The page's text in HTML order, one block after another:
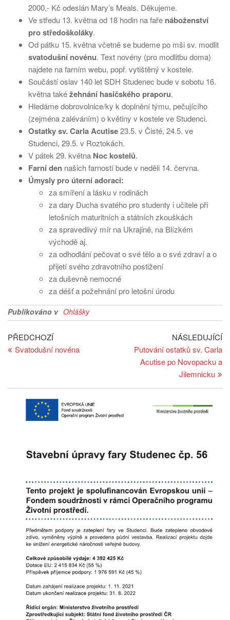
2000,- Kč odeslán Mary’s Meals. Děkujeme.
Ve středu 13. května od 18 hodin na faře náboženství
pro středoškoláky.
Od pátku 15. května včetně se budeme po mši sv. modlit
svatodušní novénu. Text novény (pro modlitbu doma)
najdete na farním webu, popř. vytištěný v kostele.
Součástí oslav 140 let SDH Studenec bude v sobotu 16.
května takéžehnání hasičského praporu.
Hledáme dobrovolnice/ky k doplnění týmu, pečujícího
(zejména zaléváním) o květiny v kostele ve Studenci.
Ostatky sv. Carla Acutise23.5. v Čisté, 24.5. ve
Studenci, 29.5. v Roztokách.
V pátek 29. května Noc kostelů.
Farní den našich farností bude v neděli 14. června.
Úmysly pro úterní adoraci:
za smíření a lásku v rodinách
za dary Ducha svatého pro studenty i učitele při
letošních maturitních a státních zkouškách
za spravedlivý mír na Ukrajině, na Blízkém
východě aj.
za odhodlání pečovat o své tělo a o své zdraví a o
přijetí svého zdravotního postižení
za duševně nemocné
za déšť a požehnání pro letošní úrodu
Publikováno v Ohlášky
Navigace
pro
Předchozí
článek
PŘEDCHOZÍ
Svatodušní novéna
NÁSLEDUJÍCÍ
Putování ostatků sv. Carla
Acutise po Novopacku a
Jilemnicku